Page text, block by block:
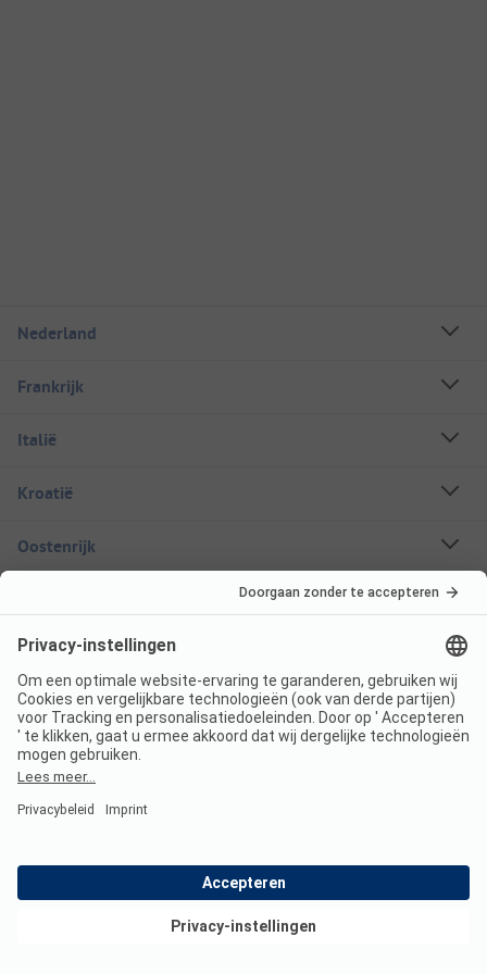
Nederland
Frankrijk
Italië
Kroatië
Oostenrijk
Boekbare campings
Een stacaravan huren
Over ANWB Camping